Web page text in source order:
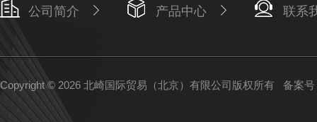
公司简介 产品中心 联系
Copyright © 2026 北崎国际贸易（北京）有限公司版权所有 备案号